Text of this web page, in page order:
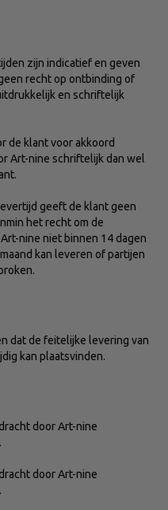
zijn indicatief en geven
recht op ontbinding of
en schriftelijk
de klant voor akkoord
Art-nine schriftelijk dan wel
geeft de klant geen
het recht om de
nine niet binnen 14 dagen
kan leveren of partijen
dat de feitelijke levering van
kan plaatsvinden.
door Art-nine
door Art-nine